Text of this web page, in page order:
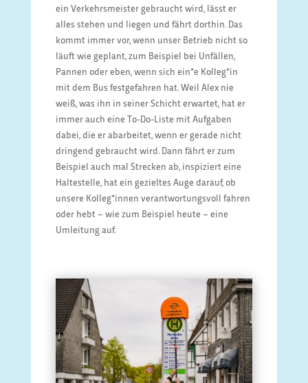
ein Verkehrsmeister gebraucht wird, lässt er
alles stehen und liegen und fährt dorthin. Das
kommt immer vor, wenn unser Betrieb nicht so
läuft wie geplant, zum Beispiel bei Unfällen,
Pannen oder eben, wenn sich ein*e Kolleg*in
mit dem Bus festgefahren hat. Weil Alex nie
weiß, was ihn in seiner Schicht erwartet, hat er
immer auch eine To-Do-Liste mit Aufgaben
dabei, die er abarbeitet, wenn er gerade nicht
dringend gebraucht wird. Dann fährt er zum
Beispiel auch mal Strecken ab, inspiziert eine
Haltestelle, hat ein gezieltes Auge darauf, ob
unsere Kolleg*innen verantwortungsvoll fahren
oder hebt – wie zum Beispiel heute – eine
Umleitung auf.